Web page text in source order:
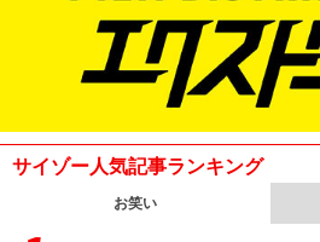
サイゾー人気記事ランキング
お笑い